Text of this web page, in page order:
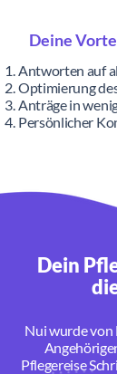
Deine
Antworten auf
Optimierung
Anträge in
Persönlicher
Dein
Nui wurde von
Pflegereise